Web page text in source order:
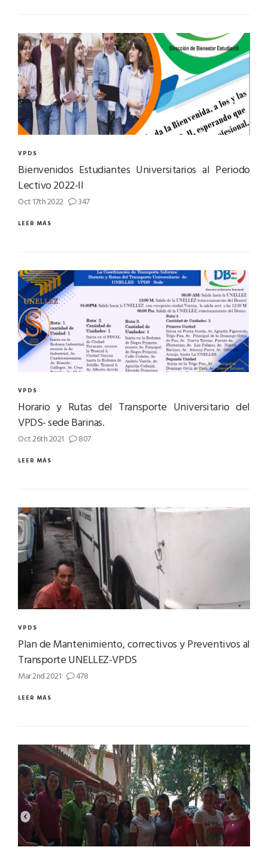
VPDS
Bienvenidos Estudiantes Universitarios al Periodo
Lectivo 2022-II
Oct 17th 2022 347
LEER MÁS
VPDS
Horario y Rutas del Transporte Universitario del
VPDS- sede Barinas.
Oct 26th 2021 807
LEER MÁS
VPDS
Plan de Mantenimiento, correctivos y Preventivos al
Transporte UNELLEZ-VPDS
Mar 2nd 2021 478
LEER MÁS